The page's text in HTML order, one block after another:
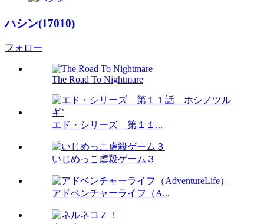
ハシン(17010)
フォロー
The Road To Nightmare
エド・シリーズ 第１１...
いじめっこ虐殺ゲーム３
アドベンチャーライフ（A...